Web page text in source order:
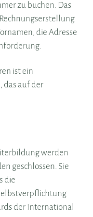
zu buchen. Das
die Adresse
ist ein
das auf der
werden
geschlossen. Sie
die
der International